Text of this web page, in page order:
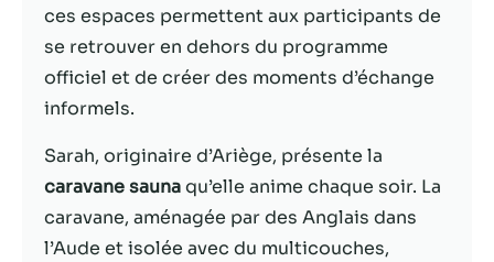
ces espaces permettent aux participants de
se retrouver en dehors du programme
officiel et de créer des moments d’échange
informels.
Sarah, originaire d’Ariège, présente la
caravane saunaqu’elle anime chaque soir. La
caravane, aménagée par des Anglais dans
l’Aude et isolée avec du multicouches,
facultatifs. Ils
nécessaires au
fonctionnement
Statistiques
Afin que nous
puissions
améliorer la